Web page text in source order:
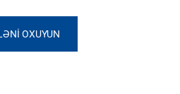
OXUYUN